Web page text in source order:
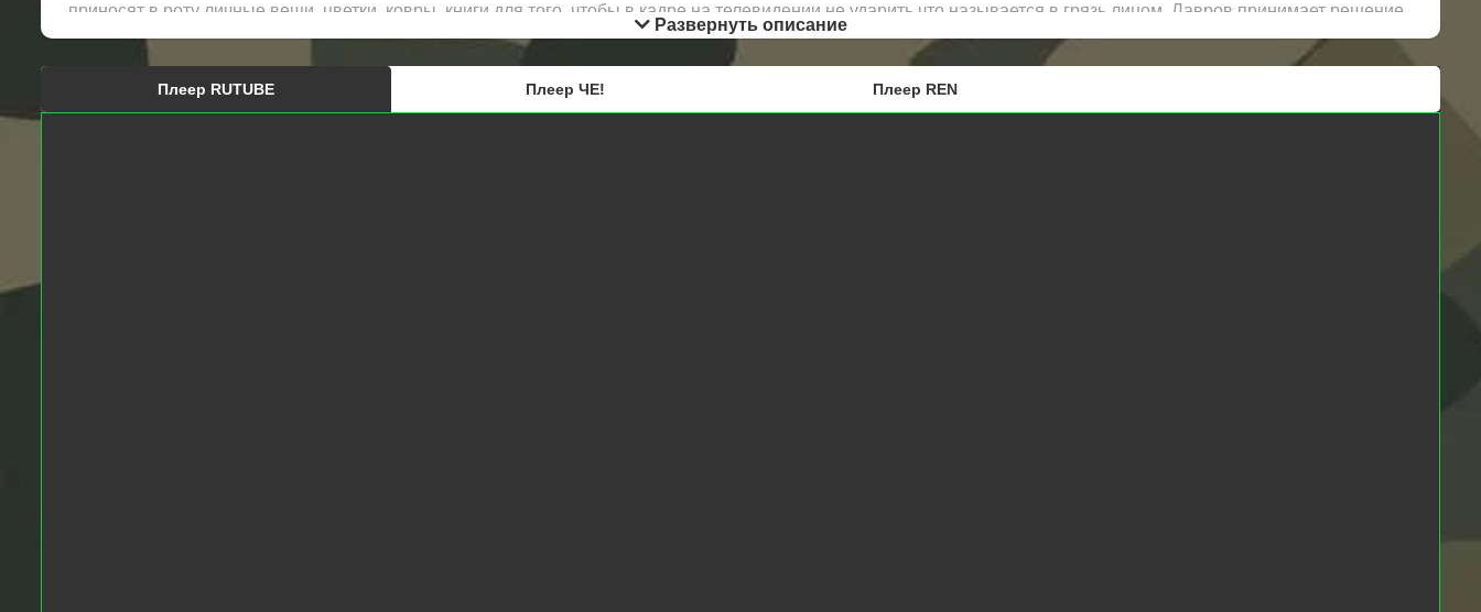
приносят в роту личные вещи, цветки, ковры, книги для того, чтобы в кадре на телевидении не ударить что называется в грязь лицом. Лавров принимает решение
спеть другую песню, армейскую, вместо выбранной ранее патриотической.
Развернуть описание
Плеер RUTUBE Плеер ЧЕ! Плеер REN